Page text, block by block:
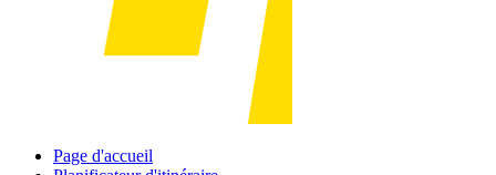
Page d'accueil